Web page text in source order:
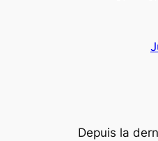
Depuis la